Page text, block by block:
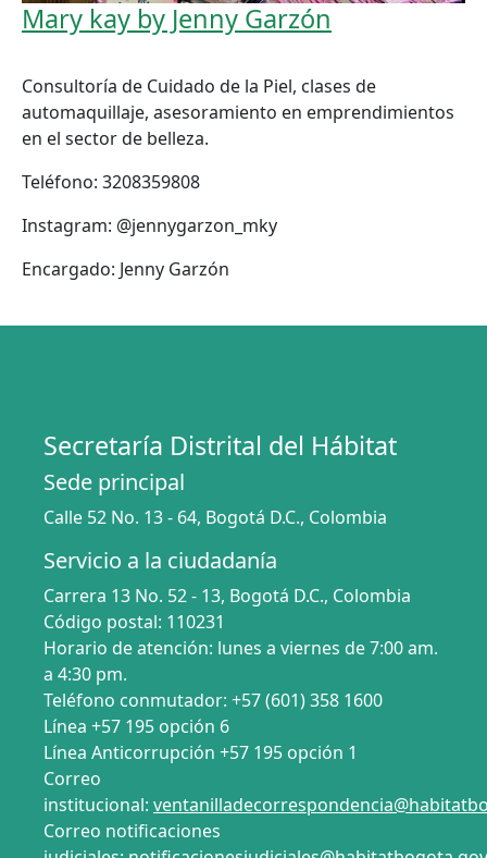
Mary kay by Jenny Garzón
Consultoría de Cuidado de la Piel, clases de
automaquillaje, asesoramiento en emprendimientos
en el sector de belleza.
Teléfono: 3208359808
Instagram: @jennygarzon_mky
Encargado: Jenny Garzón
Secretaría Distrital del Hábitat
Sede principal
Calle 52 No. 13 - 64, Bogotá D.C., Colombia
Servicio a la ciudadanía
Carrera 13 No. 52 - 13, Bogotá D.C., Colombia
Código postal: 110231
Horario de atención: lunes a viernes de 7:00 am.
a 4:30 pm.
Teléfono conmutador: +57 (601) 358 1600
Línea +57 195 opción 6
Línea Anticorrupción +57 195 opción 1
Correo
institucional:
Correo notificaciones